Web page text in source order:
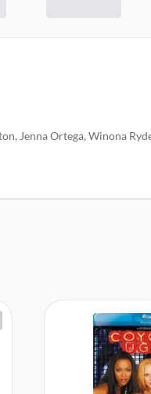
Jenna Ortega, Winona